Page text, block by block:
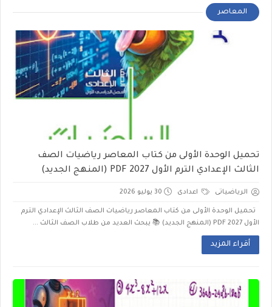
المعاصر
تحميل الوحدة الأولى من كتاب المعاصر رياضيات الصف
الثالث الإعدادي الترم الأول 2027 PDF (المنهج الجديد)
الرياضياتى اعدادى 30 يوليو 2026
تحميل الوحدة الأولى من كتاب المعاصر رياضيات الصف الثالث الإعدادي الترم
الأول 2027 PDF (المنهج الجديد) 📚 يبحث العديد من طلاب الصف الثالث ...
أقراء المزيد